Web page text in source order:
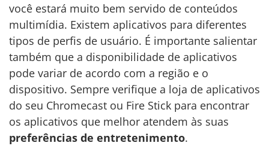
você estará muito bem servido de conteúdos
multimídia. Existem aplicativos para diferentes
tipos de perfis de usuário. É importante salientar
também que a disponibilidade de aplicativos
pode variar de acordo com a região e o
dispositivo. Sempre verifique a loja de aplicativos
do seu Chromecast ou Fire Stick para encontrar
os aplicativos que melhor atendem às suas
preferências de entretenimento.